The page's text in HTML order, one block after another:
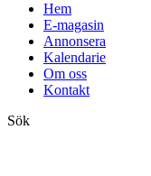
Hem
E-magasin
Annonsera
Kalendarie
Om oss
Kontakt
Sök